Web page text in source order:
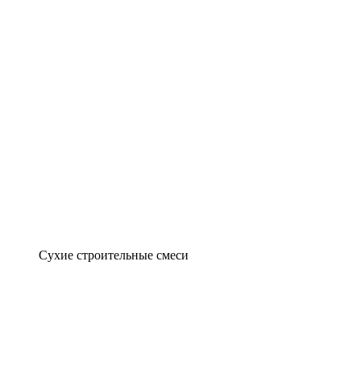
Сухие строительные смеси